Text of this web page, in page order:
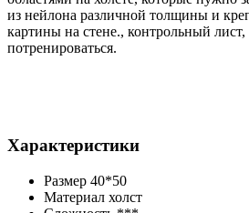
из нейлона различной толщины и
картины на стене., контрольный
потренироваться.
Характеристики
Размер 40*50
Материал холст